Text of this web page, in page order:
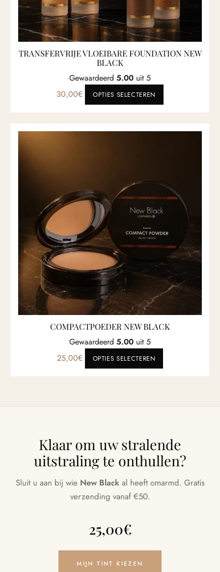
TRANSFERVRIJE VLOEIBARE FOUNDATION NEW
BLACK
Gewaardeerd 5.00 uit 5
30,00€ OPTIES SELECTEREN
COMPACTPOEDER NEW BLACK
Gewaardeerd 5.00 uit 5
25,00€ OPTIES SELECTEREN
Klaar om uw stralende
uitstraling te onthullen?
Sluit u aan bij wie New Blackal heeft omarmd. Gratis
verzending vanaf €50.
25,00€
MIJN TINT KIEZEN